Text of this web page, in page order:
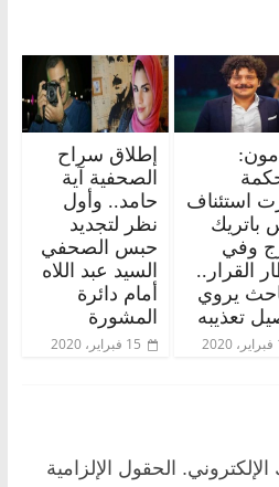
استئناف
باتريك
وفي
القرار..
يروي
تعذيبه
إطلاق سراح
الصحفية آية
حامد.. وأول
نظر لتجديد
حبس الصحفي
السيد عبد اللاه
أمام دائرة
المشورة
15 فبراير، 2020
الحقول الإلزامية